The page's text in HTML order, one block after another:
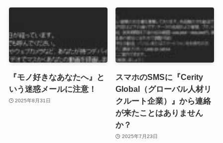
『モノ好きなあなたへ』と
いう迷惑メールに注意！
2025年8月31日
スマホのSMSに『Cerity
Global（グローバル人材リ
クルート企業）』から連絡
が来たことはありません
か？
2025年7月23日